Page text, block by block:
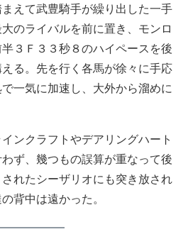
えて武豊騎手が繰り出した一手
のライバルを前に置き、モンロ
３Ｆ３３秒８のハイペースを後
る。先を行く各馬が徐々に手応
一気に加速し、大外から溜めに
ンクラフトやデアリングハート
ず、幾つもの誤算が重なって後
れたシーザリオにも突き放され
背中は遠かった。